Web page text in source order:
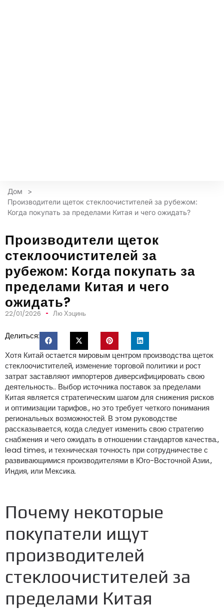
Дом
>
Производители щеток стеклоочистителей за рубежом:
Когда покупать за пределами Китая и чего ожидать?
Производители щеток
стеклоочистителей за
рубежом: Когда покупать за
пределами Китая и чего
ожидать?
22/01/2026 Лю Хэцинь
Делиться:
Хотя Китай остается мировым центром производства щеток
стеклоочистителей, изменение торговой политики и рост
затрат заставляют импортеров диверсифицировать свою
деятельность.. Выбор источника поставок за пределами
Китая является стратегическим шагом для снижения рисков
и оптимизации тарифов., но это требует четкого понимания
региональных возможностей. В этом руководстве
рассказывается, когда следует изменить свою стратегию
снабжения и чего ожидать в отношении стандартов качества.,
lead times, и техническая точность при сотрудничестве с
развивающимися производителями в Юго-Восточной Азии.,
Индия, или Мексика.
Почему некоторые
покупатели ищут
производителей
стеклоочистителей за
пределами Китая